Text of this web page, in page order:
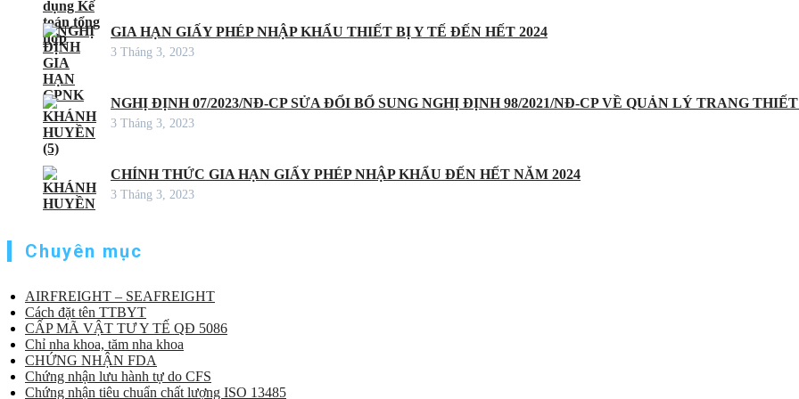
GIA HẠN GIẤY PHÉP NHẬP KHẨU THIẾT BỊ Y TẾ ĐẾN HẾT 2024
3 Tháng 3, 2023
NGHỊ ĐỊNH 07/2023/NĐ-CP SỬA ĐỔI BỔ SUNG NGHỊ ĐỊNH 98/2021/NĐ-CP VỀ QUẢN LÝ TRANG
3 Tháng 3, 2023
CHÍNH THỨC GIA HẠN GIẤY PHÉP NHẬP KHẨU ĐẾN HẾT NĂM 2024
3 Tháng 3, 2023
Chuyên mục
AIRFREIGHT – SEAFREIGHT
Cách đặt tên TTBYT
CẤP MÃ VẬT TƯ Y TẾ QĐ 5086
Chỉ nha khoa, tăm nha khoa
CHỨNG NHẬN FDA
Chứng nhận lưu hành tự do CFS
Chứng nhận tiêu chuẩn chất lượng ISO 13485